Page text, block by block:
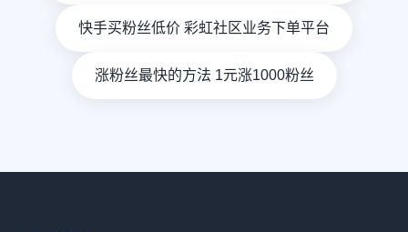
快手买粉丝低价 彩虹社区业务下单平台
涨粉丝最快的方法 1元涨1000粉丝